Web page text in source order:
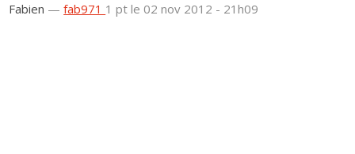
Fabien —fab971 1 ptle 02 nov 2012 - 21h09